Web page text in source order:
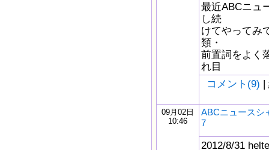
最近ABCニュ
し続
けてやってみ
類・
前置詞をよく
れ目
コメント(9) |
09月02日
10:46
ABCニュース
7
2012/8/31